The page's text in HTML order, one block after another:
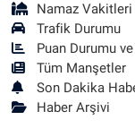
Namaz Vakitleri
Trafik Durumu
Puan Durumu
Tüm Manşetler
Son Dakika
Haber Arşivi